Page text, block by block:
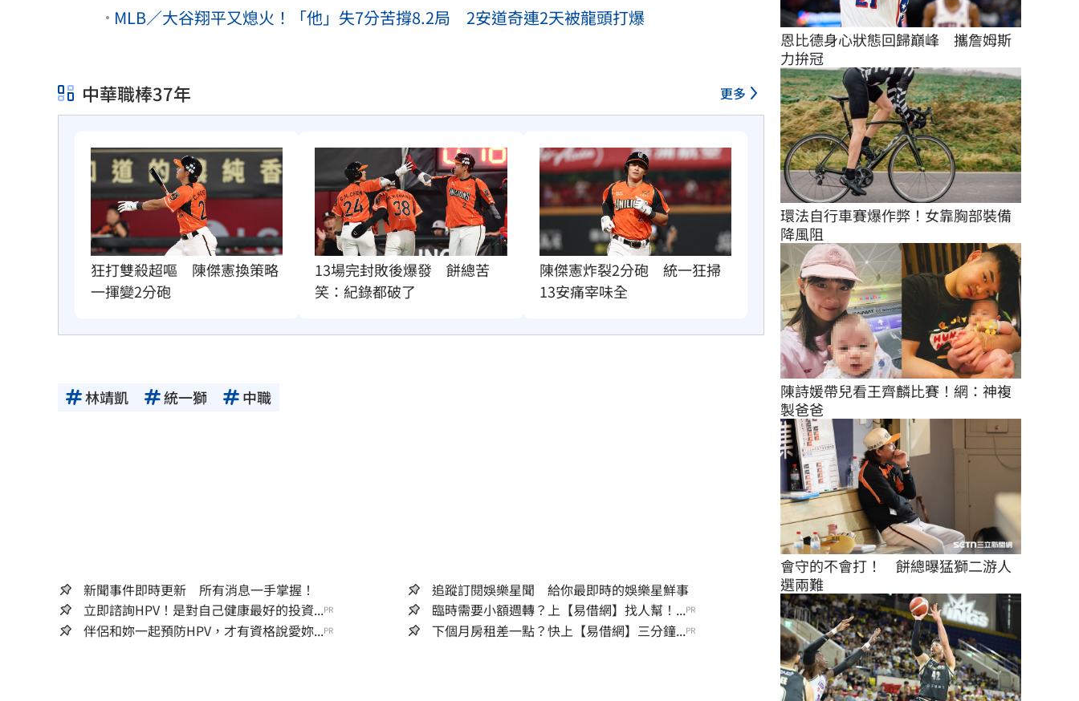
MLB／大谷翔平又熄火！「他」失7分苦撐8.2局 2安道奇連2天被龍頭打爆
中華職棒37年 更多
狂打雙殺超嘔　陳傑憲換策略
一揮變2分砲
13場完封敗後爆發　餅總苦
笑：紀錄都破了
陳傑憲炸裂2分砲　統一狂掃
13安痛宰味全
林靖凱 統一獅 中職
新聞事件即時更新 所有消息一手掌握！
追蹤訂閱娛樂星聞 給你最即時的娛樂星鮮事
立即諮詢HPV！是對自己健康最好的投資...PR 臨時需要小額週轉？上【易借網】找人幫！...PR
伴侶和妳一起預防HPV，才有資格說愛妳...PR 下個月房租差一點？快上【易借網】三分鐘...PR
恩比德身心狀態回歸巔峰　攜詹姆斯
力拚冠
環法自行車賽爆作弊！女靠胸部裝備
降風阻
陳詩媛帶兒看王齊麟比賽！網：神複
製爸爸
會守的不會打！　餅總曝猛獅二游人
選兩難